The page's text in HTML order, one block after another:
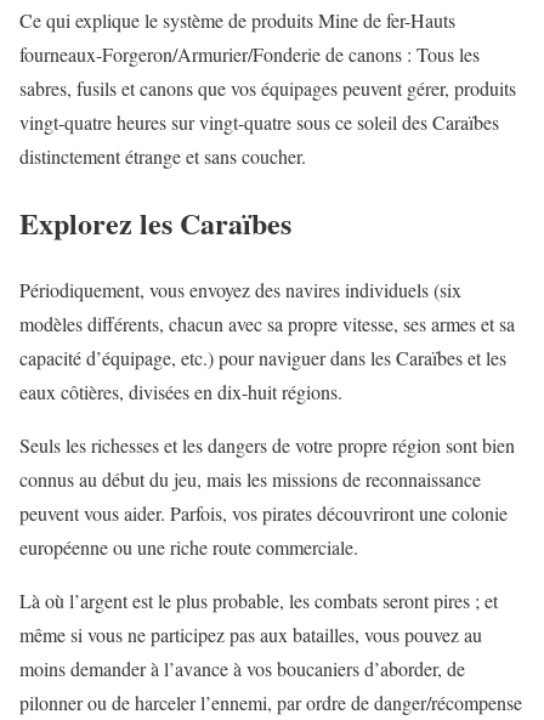
Ce qui explique le système de produits Mine de fer-Hauts
fourneaux-Forgeron/Armurier/Fonderie de canons : Tous les
sabres, fusils et canons que vos équipages peuvent gérer, produits
vingt-quatre heures sur vingt-quatre sous ce soleil des Caraïbes
distinctement étrange et sans coucher.
Explorez les Caraïbes
Périodiquement, vous envoyez des navires individuels (six
modèles différents, chacun avec sa propre vitesse, ses armes et sa
capacité d’équipage, etc.) pour naviguer dans les Caraïbes et les
eaux côtières, divisées en dix-huit régions.
Seuls les richesses et les dangers de votre propre région sont bien
connus au début du jeu, mais les missions de reconnaissance
peuvent vous aider. Parfois, vos pirates découvriront une colonie
européenne ou une riche route commerciale.
Là où l’argent est le plus probable, les combats seront pires ; et
même si vous ne participez pas aux batailles, vous pouvez au
moins demander à l’avance à vos boucaniers d’aborder, de
pilonner ou de harceler l’ennemi, par ordre de danger/récompense